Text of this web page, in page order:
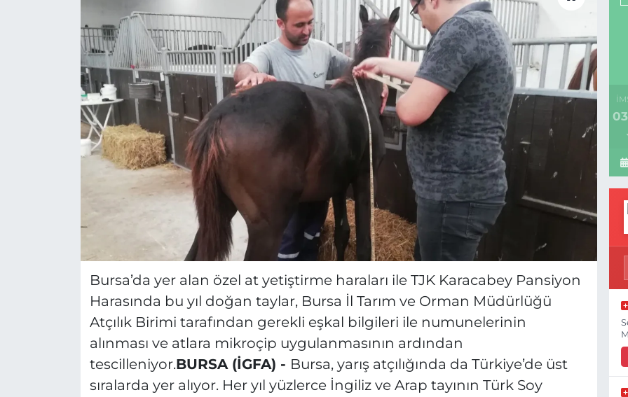
Bursa’da yer alan özel at yetiştirme haraları ile TJK Karacabey Pansiyon
Harasında bu yıl doğan taylar, Bursa İl Tarım ve Orman Müdürlüğü
Atçılık Birimi tarafından gerekli eşkal bilgileri ile numunelerinin
alınması ve atlara mikroçip uygulanmasının ardından
tescilleniyor.BURSA (İGFA) - Bursa, yarış atçılığında da Türkiye’de üst
sıralarda yer alıyor. Her yıl yüzlerce İngiliz ve Arap tayının Türk Soy